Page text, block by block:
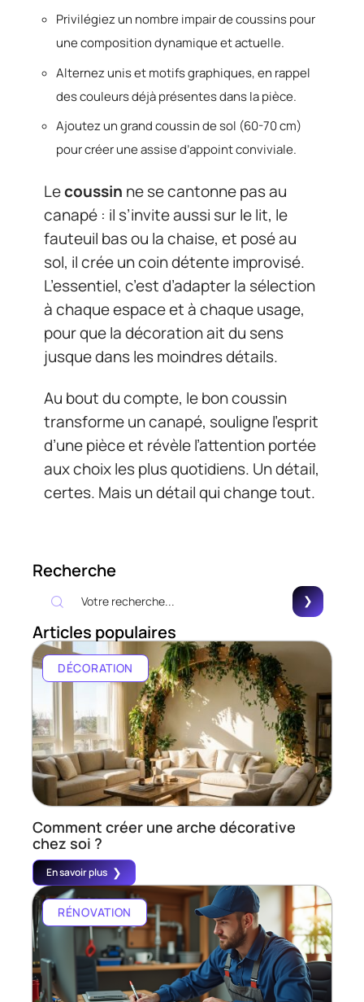
Privilégiez un nombre impair de coussins pour
une composition dynamique et actuelle.
Alternez unis et motifs graphiques, en rappel
des couleurs déjà présentes dans la pièce.
Ajoutez un grand coussin de sol (60-70 cm)
pour créer une assise d’appoint conviviale.
Lecoussin ne se cantonne pas au
canapé : il s’invite aussi sur le lit, le
fauteuil bas ou la chaise, et posé au
sol, il crée un coin détente improvisé.
L’essentiel, c’est d’adapter la sélection
à chaque espace et à chaque usage,
pour que la décoration ait du sens
jusque dans les moindres détails.
Au bout du compte, le bon coussin
transforme un canapé, souligne l’esprit
d’une pièce et révèle l’attention portée
aux choix les plus quotidiens. Un détail,
certes. Mais un détail qui change tout.
Recherche
Articles populaires
DÉCORATION
Comment créer une arche décorative
chez soi ?
En savoir plus
RÉNOVATION